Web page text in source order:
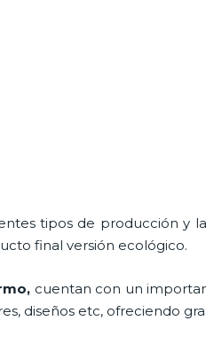
tipos de producción y
final versión ecológico.
cuentan con un
diseños etc, ofreciendo